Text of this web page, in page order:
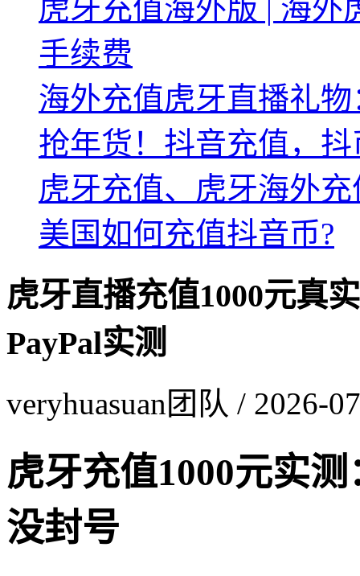
虎牙充值海外版 | 海
手续费
海外充值虎牙直播礼
抢年货！抖音充值，
虎牙充值、虎牙海外
美国如何充值抖音币?
虎牙直播充值1000元真
PayPal实测
veryhuasuan团队 / 2026-
虎牙充值1000元实
没封号